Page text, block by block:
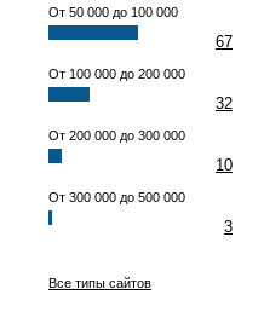
От 50 000 до 100 000
67
От 100 000 до 200 000
32
От 200 000 до 300 000
10
От 300 000 до 500 000
3
Все типы сайтов